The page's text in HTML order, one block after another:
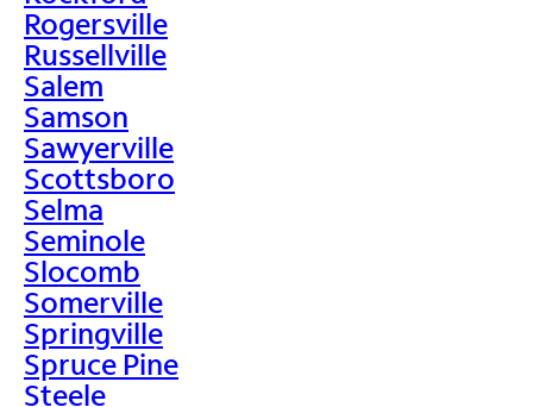
Rogersville
Russellville
Salem
Samson
Sawyerville
Scottsboro
Selma
Seminole
Slocomb
Somerville
Springville
Spruce Pine
Steele